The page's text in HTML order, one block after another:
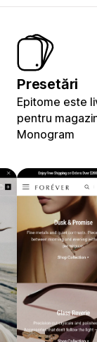
Presetări
Epitome este
pentru
Monogram